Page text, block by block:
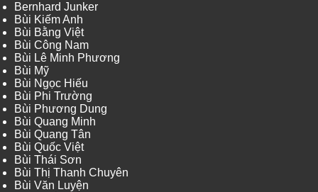
Bernhard Junker
Bùi Kiếm Anh
Bùi Bằng Việt
Bùi Công Nam
Bùi Lê Minh Phương
Bùi Mỹ
Bùi Ngọc Hiếu
Bùi Phi Trường
Bùi Phương Dung
Bùi Quang Minh
Bùi Quang Tân
Bùi Quốc Việt
Bùi Thái Sơn
Bùi Thị Thanh Chuyên
Bùi Văn Luyện